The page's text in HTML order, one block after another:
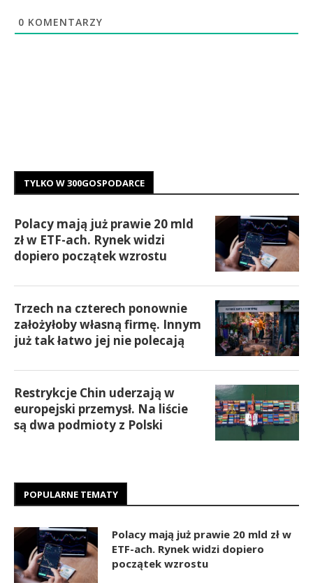
0 KOMENTARZY
TYLKO W 300GOSPODARCE
Polacy mają już prawie 20 mld
zł w ETF-ach. Rynek widzi
dopiero początek wzrostu
Trzech na czterech ponownie
założyłoby własną firmę. Innym
już tak łatwo jej nie polecają
Restrykcje Chin uderzają w
europejski przemysł. Na liście
są dwa podmioty z Polski
POPULARNE TEMATY
Polacy mają już prawie 20 mld zł w
ETF-ach. Rynek widzi dopiero
początek wzrostu